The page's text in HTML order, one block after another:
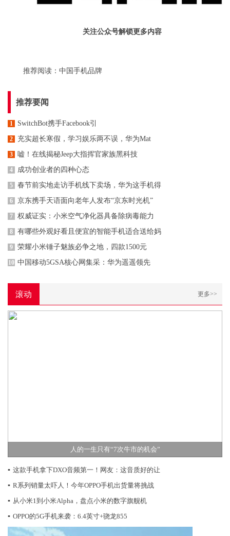
关注公众号解锁更多内容
推荐阅读： 中国手机品牌
推荐要闻
1 SwitchBot携手Facebook引
2 充实超长寒假，学习娱乐两不误，华为Mat
3 嘘！在线揭秘Jeep大指挥官家族黑科技
4 成功创业者的四种心态
5 春节前实地走访手机线下卖场，华为这手机得
6 京东携手天语面向老年人发布“京东时光机”
7 权威证实：小米空气净化器具备除病毒能力
8 有哪些外观好看且便宜的智能手机适合送给妈
9 荣耀小米锤子魅族必争之地，四款1500元
10 中国移动5GSA核心网集采：华为遥遥领先
滚动 更多>>
人的一生只有“7次牛市的机会”
▪ 这款手机拿下DXO音频第一！网友：这音质好的让
▪ R系列销量太吓人！今年OPPO手机出货量将挑战
▪ 从小米1到小米Alpha，盘点小米的数字旗舰机
▪ OPPO的5G手机来袭：6.4英寸+骁龙855